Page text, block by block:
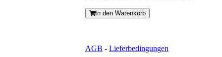
In den Warenkorb
AGB - Lieferbedingungen